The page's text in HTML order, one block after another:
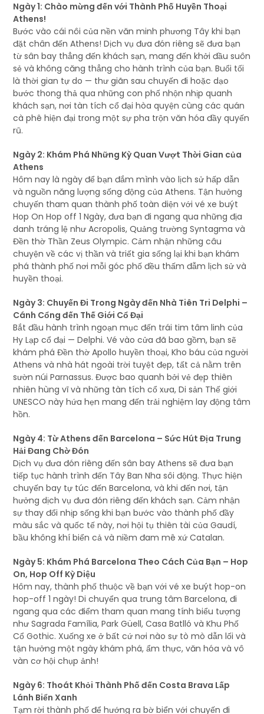
Ngày 1: Chào mừng đến với Thành Phố Huyền Thoại
Athens!
Bước vào cái nôi của nền văn minh phương Tây khi bạn
đặt chân đến Athens! Dịch vụ đưa đón riêng sẽ đưa bạn
từ sân bay thẳng đến khách sạn, mang đến khởi đầu suôn
sẻ và không căng thẳng cho hành trình của bạn. Buổi tối
là thời gian tự do — thư giãn sau chuyến đi hoặc dạo
bước thong thả qua những con phố nhộn nhịp quanh
khách sạn, nơi tàn tích cổ đại hòa quyện cùng các quán
cà phê hiện đại trong một sự pha trộn văn hóa đầy quyến
rũ.
Ngày 2: Khám Phá Những Kỳ Quan Vượt Thời Gian của
Athens
Hôm nay là ngày để bạn đắm mình vào lịch sử hấp dẫn
và nguồn năng lượng sống động của Athens. Tận hưởng
chuyến tham quan thành phố toàn diện với vé xe buýt
Hop On Hop off 1 Ngày, đưa bạn đi ngang qua những địa
danh tráng lệ như Acropolis, Quảng trường Syntagma và
Đền thờ Thần Zeus Olympic. Cảm nhận những câu
chuyện về các vị thần và triết gia sống lại khi bạn khám
phá thành phố nơi mỗi góc phố đều thấm đẫm lịch sử và
huyền thoại.
Ngày 3: Chuyến Đi Trong Ngày đến Nhà Tiên Tri Delphi –
Cánh Cổng đến Thế Giới Cổ Đại
Bắt đầu hành trình ngoạn mục đến trái tim tâm linh của
Hy Lạp cổ đại — Delphi. Vé vào cửa đã bao gồm, bạn sẽ
khám phá Đền thờ Apollo huyền thoại, Kho báu của người
Athens và nhà hát ngoài trời tuyệt đẹp, tất cả nằm trên
sườn núi Parnassus. Được bao quanh bởi vẻ đẹp thiên
nhiên hùng vĩ và những tàn tích cổ xưa, Di sản Thế giới
UNESCO này hứa hẹn mang đến trải nghiệm lay động tâm
hồn.
Ngày 4: Từ Athens đến Barcelona – Sức Hút Địa Trung
Hải Đang Chờ Đón
Dịch vụ đưa đón riêng đến sân bay Athens sẽ đưa bạn
tiếp tục hành trình đến Tây Ban Nha sôi động. Thực hiện
chuyến bay tự túc đến Barcelona, và khi đến nơi, tận
hưởng dịch vụ đưa đón riêng đến khách sạn. Cảm nhận
sự thay đổi nhịp sống khi bạn bước vào thành phố đầy
màu sắc và quốc tế này, nơi hội tụ thiên tài của Gaudí,
bầu không khí biển cả và niềm đam mê xứ Catalan.
Ngày 5: Khám Phá Barcelona Theo Cách Của Bạn – Hop
On, Hop Off Kỳ Diệu
Hôm nay, thành phố thuộc về bạn với vé xe buýt hop-on
hop-off 1 ngày! Di chuyển qua trung tâm Barcelona, đi
ngang qua các điểm tham quan mang tính biểu tượng
như Sagrada Família, Park Güell, Casa Batlló và Khu Phố
Cổ Gothic. Xuống xe ở bất cứ nơi nào sự tò mò dẫn lối và
tận hưởng một ngày khám phá, ẩm thực, văn hóa và vô
vàn cơ hội chụp ảnh!
Ngày 6: Thoát Khỏi Thành Phố đến Costa Brava Lấp
Lánh Biển Xanh
Tạm rời thành phố để hướng ra bờ biển với chuyến đi